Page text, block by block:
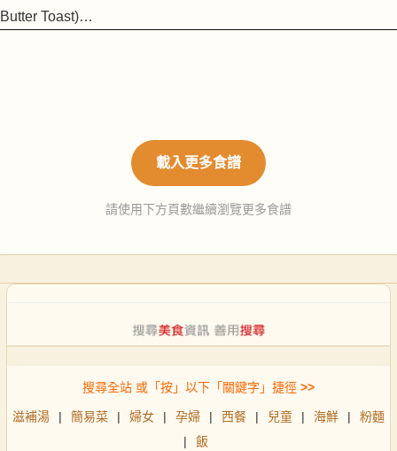
Butter Toast)…
載入更多食譜
請使用下方頁數繼續瀏覽更多食譜
搜尋全站 或「按」以下「關鍵字」捷徑 >>
滋補湯 | 簡易菜 | 婦女 | 孕婦 | 西餐 | 兒童 | 海鮮 |
粉麵
|
飯